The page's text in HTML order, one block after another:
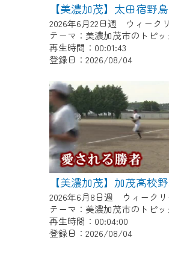
【美濃加茂】太田宿野
テーマ：美濃加茂市のトピッ
再生時間：00:01:43
登録日：2026/08/04
【美濃加茂】加茂高校
テーマ：美濃加茂市のトピッ
再生時間：00:04:00
登録日：2026/08/04